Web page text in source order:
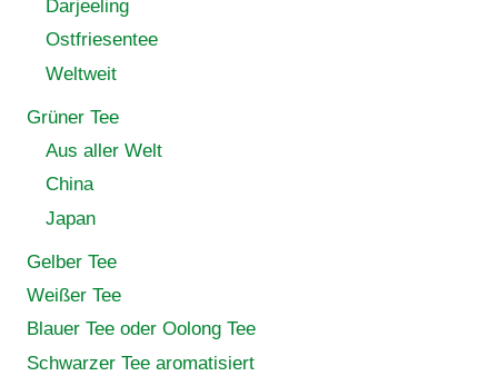
Darjeeling
Ostfriesentee
Weltweit
Grüner Tee
Aus aller Welt
China
Japan
Gelber Tee
Weißer Tee
Blauer Tee oder Oolong Tee
Schwarzer Tee aromatisiert